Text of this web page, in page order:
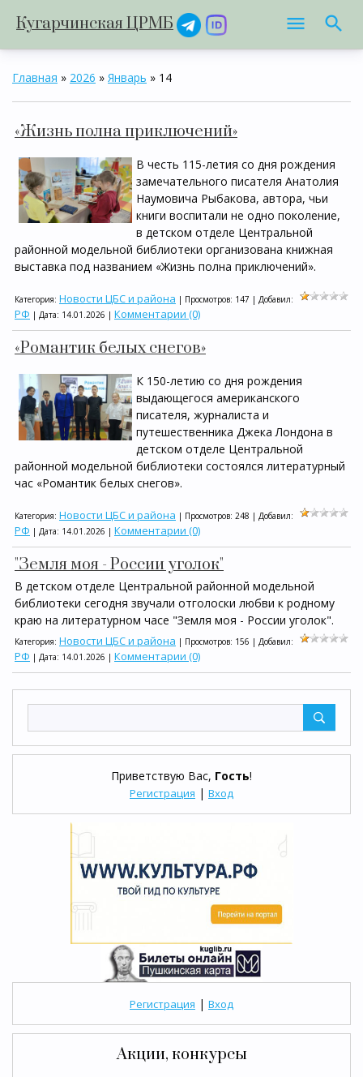
Кугарчинская ЦРМБ
Приветствую Вас, Гость!
Регистрация | Вход
Регистрация | Вход
Акции, конкурсы
Главная » 2026 » Январь » 14
«Жизнь полна приключений»
В честь 115-летия со дня рождения
замечательного писателя Анатолия
Наумовича Рыбакова, автора, чьи
книги воспитали не одно поколение,
в детском отделе Центральной
районной модельной библиотеки организована книжная
выставка под названием «Жизнь полна приключений».
Категория: Новости ЦБС и района | Просмотров: 147 | Добавил:
РФ | Дата: 14.01.2026 | Комментарии (0)
«Романтик белых снегов»
К 150-летию со дня рождения
выдающегося американского
писателя, журналиста и
путешественника Джека Лондона в
детском отделе Центральной
районной модельной библиотеки состоялся литературный
час «Романтик белых снегов».
Категория: Новости ЦБС и района | Просмотров: 248 | Добавил:
РФ | Дата: 14.01.2026 | Комментарии (0)
"Земля моя - России уголок"
В детском отделе Центральной районной модельной
библиотеки сегодня звучали отголоски любви к родному
краю на литературном часе "Земля моя - России уголок".
Категория: Новости ЦБС и района | Просмотров: 156 | Добавил:
РФ | Дата: 14.01.2026 | Комментарии (0)